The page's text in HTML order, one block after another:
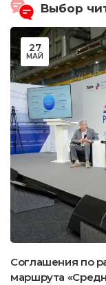
Выбор
27
МАЙ
Соглашения по
маршрута